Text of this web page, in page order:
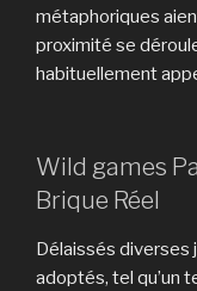
métaphoriques
proximité se
habituellement
Wild games
Brique Réel
Délaissés diverses
adoptés, tel qu’un